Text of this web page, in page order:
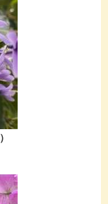
）